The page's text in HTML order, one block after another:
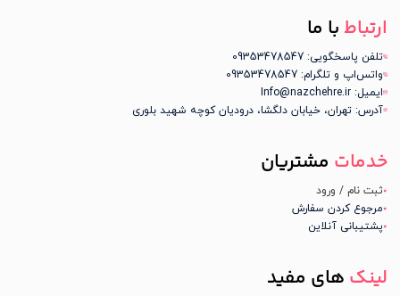
ارتباط با ما
تلفن پاسخگویی: 09353478547
واتس‌اپ و تلگرام: 09353478547
ایمیل: Info@nazchehre.ir
آدرس: تهران، خیابان دلگشا، درودیان کوچه شهید بلوری
خدمات مشتریان
ثبت نام / ورود
مرجوع کردن سفارش
پشتیبانی آنلاین
لینک های مفید